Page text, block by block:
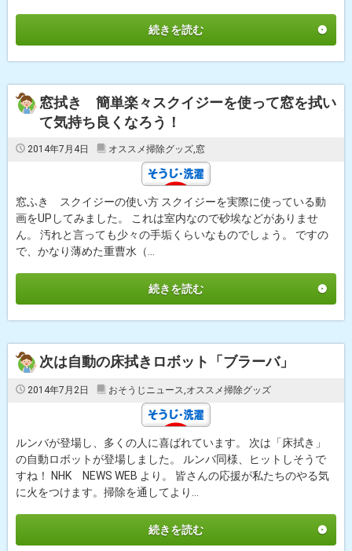
続きを読む
窓拭き 簡単楽々スクイジーを使って窓を拭い
て気持ち良くなろう！
2014年7月4日 オススメ掃除グッズ,窓
窓ふき スクイジーの使い方 スクイジーを実際に使っている動
画をUPしてみました。 これは室内なので砂埃などがありませ
ん。 汚れと言っても少々の手垢くらいなものでしょう。 ですの
で、かなり薄めた重曹水（...
続きを読む
次は自動の床拭きロボット「ブラーバ」
2014年7月2日 おそうじニュース,オススメ掃除グッズ
ルンバが登場し、多くの人に喜ばれています。 次は「床拭き」
の自動ロボットが登場しました。 ルンバ同様、ヒットしそうで
すね！ NHK NEWS WEB より。 皆さんの応援が私たちのやる気
に火をつけます。掃除を通してより...
続きを読む